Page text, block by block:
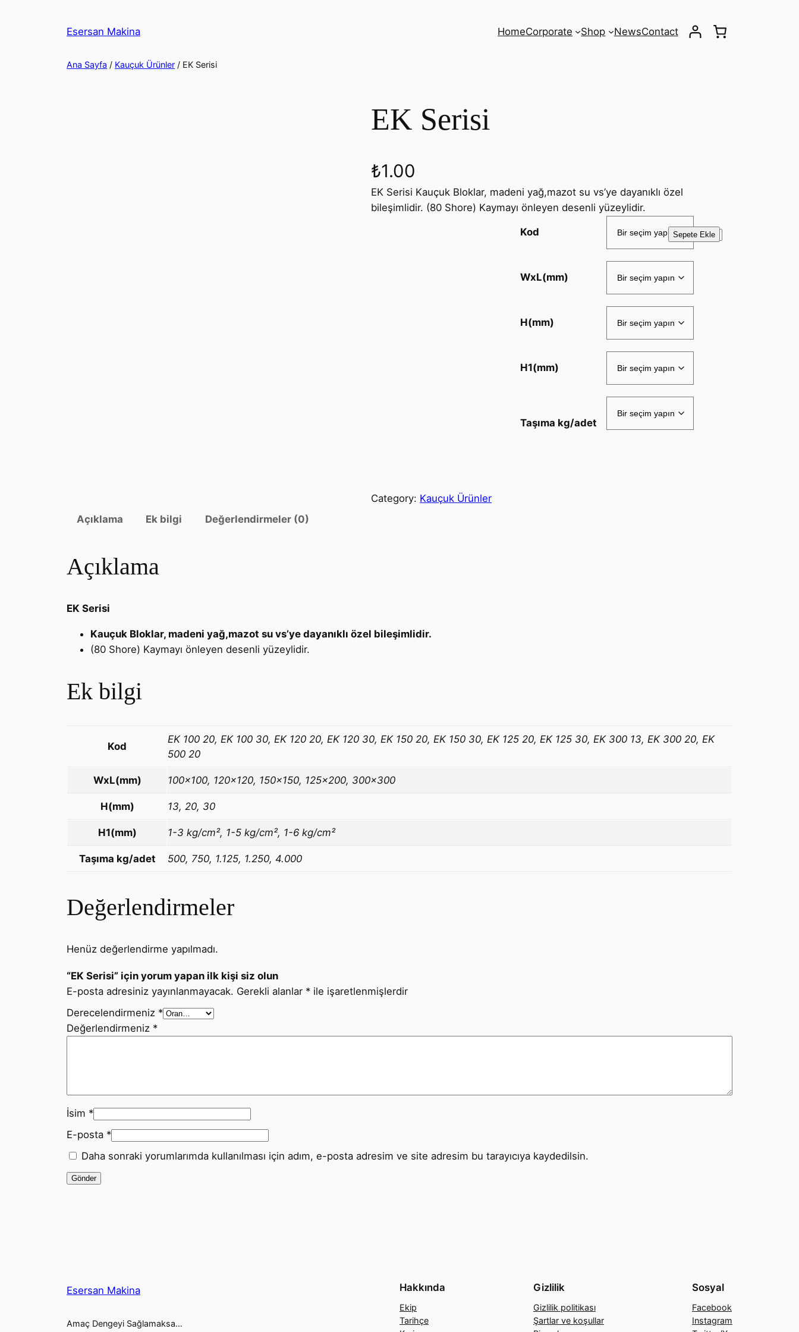
Esersan Makina HomeCorporate Shop NewsContact
Ana Sayfa / Kauçuk Ürünler / EK Serisi
EK Serisi
₺1.00
EK Serisi Kauçuk Bloklar, madeni yağ,mazot su vs’ye dayanıklı özel
bileşimlidir. (80 Shore) Kaymayı önleyen desenli yüzeylidir.
Kod
WxL(mm)
H(mm)
H1(mm)
Taşıma kg/adet
E
K
S
e
r
s
i
d
e
Sepete Ekle
Category: Kauçuk Ürünler
Açıklama
Ek bilgi Değerlendirmeler (0)
Açıklama
EK Serisi
Kauçuk Bloklar, madeni yağ,mazot su vs’ye dayanıklı özel bileşimlidir.
(80 Shore) Kaymayı önleyen desenli yüzeylidir.
Ek bilgi
Kod
EK 100 20, EK 100 30, EK 120 20, EK 120 30, EK 150 20, EK 150 30, EK 125 20, EK 125 30, EK 300 13, EK 300 20, EK
500 20
WxL(mm) 100×100, 120×120, 150×150, 125×200, 300×300
H(mm) 13, 20, 30
H1(mm) 1-3 kg/cm², 1-5 kg/cm², 1-6 kg/cm²
Taşıma kg/adet 500, 750, 1.125, 1.250, 4.000
Değerlendirmeler
Henüz değerlendirme yapılmadı.
“EK Serisi” için yorum yapan ilk kişi siz olun
E-posta adresiniz yayınlanmayacak. Gerekli alanlar * ile işaretlenmişlerdir
Derecelendirmeniz *
Değerlendirmeniz *
İsim *
E-posta *
Daha sonraki yorumlarımda kullanılması için adım, e-posta adresim ve site adresim bu tarayıcıya kaydedilsin.
Esersan Makina
Amaç Dengeyi Sağlamaksa…
Hakkında
Ekip
Tarihçe
Gizlilik
Gizlilik politikası
Şartlar ve koşullar
Sosyal
Facebook
Instagram